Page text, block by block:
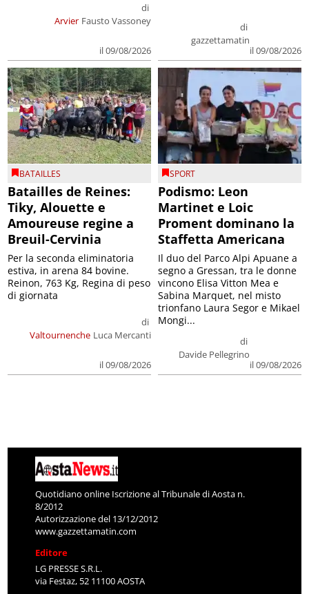
Arvier
di
Fausto Vassoney
il 09/08/2026
di
gazzettamatin
il 09/08/2026
BATAILLES
Batailles de Reines:
Tiky, Alouette e
Amoureuse regine a
Breuil-Cervinia
Valtournenche
di
Luca Mercanti
il 09/08/2026
Per la seconda eliminatoria
estiva, in arena 84 bovine.
Reinon, 763 Kg, Regina di peso
di giornata
SPORT
Podismo: Leon
Martinet e Loic
Proment dominano la
Staffetta Americana
di
Davide Pellegrino
il 09/08/2026
Il duo del Parco Alpi Apuane a
segno a Gressan, tra le donne
vincono Elisa Vitton Mea e
Sabina Marquet, nel misto
trionfano Laura Segor e Mikael
Mongi...
Quotidiano online Iscrizione al Tribunale di Aosta n.
8/2012
Autorizzazione del 13/12/2012
www.gazzettamatin.com
Editore
LG PRESSE S.R.L.
via Festaz, 52 11100 AOSTA